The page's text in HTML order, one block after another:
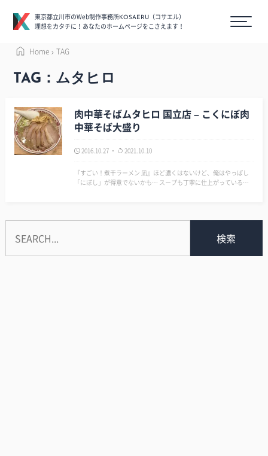
東京都立川市のWeb制作事務所KOSAERU
（コサエル）
理想をカタチに！あなたのホームページをこさえます！
Home TAG
TAG：ムタヒロ
肉中華そばムタヒロ 国立店 – こくにぼ肉
中華そば大盛り
2016.10.27 2021.10.10
『すごい！煮干ラーメン 凪』ほど濃くはないけど、俺はやっぱし
「にぼし」が得意でないかも… スープも丁寧に仕上がっている
検索